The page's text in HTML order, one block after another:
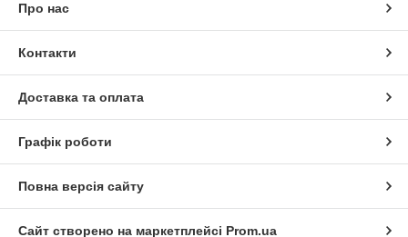
Про нас
Контакти
Доставка та оплата
Графік роботи
Повна версія сайту
Сайт створено на маркетплейсі Prom.ua